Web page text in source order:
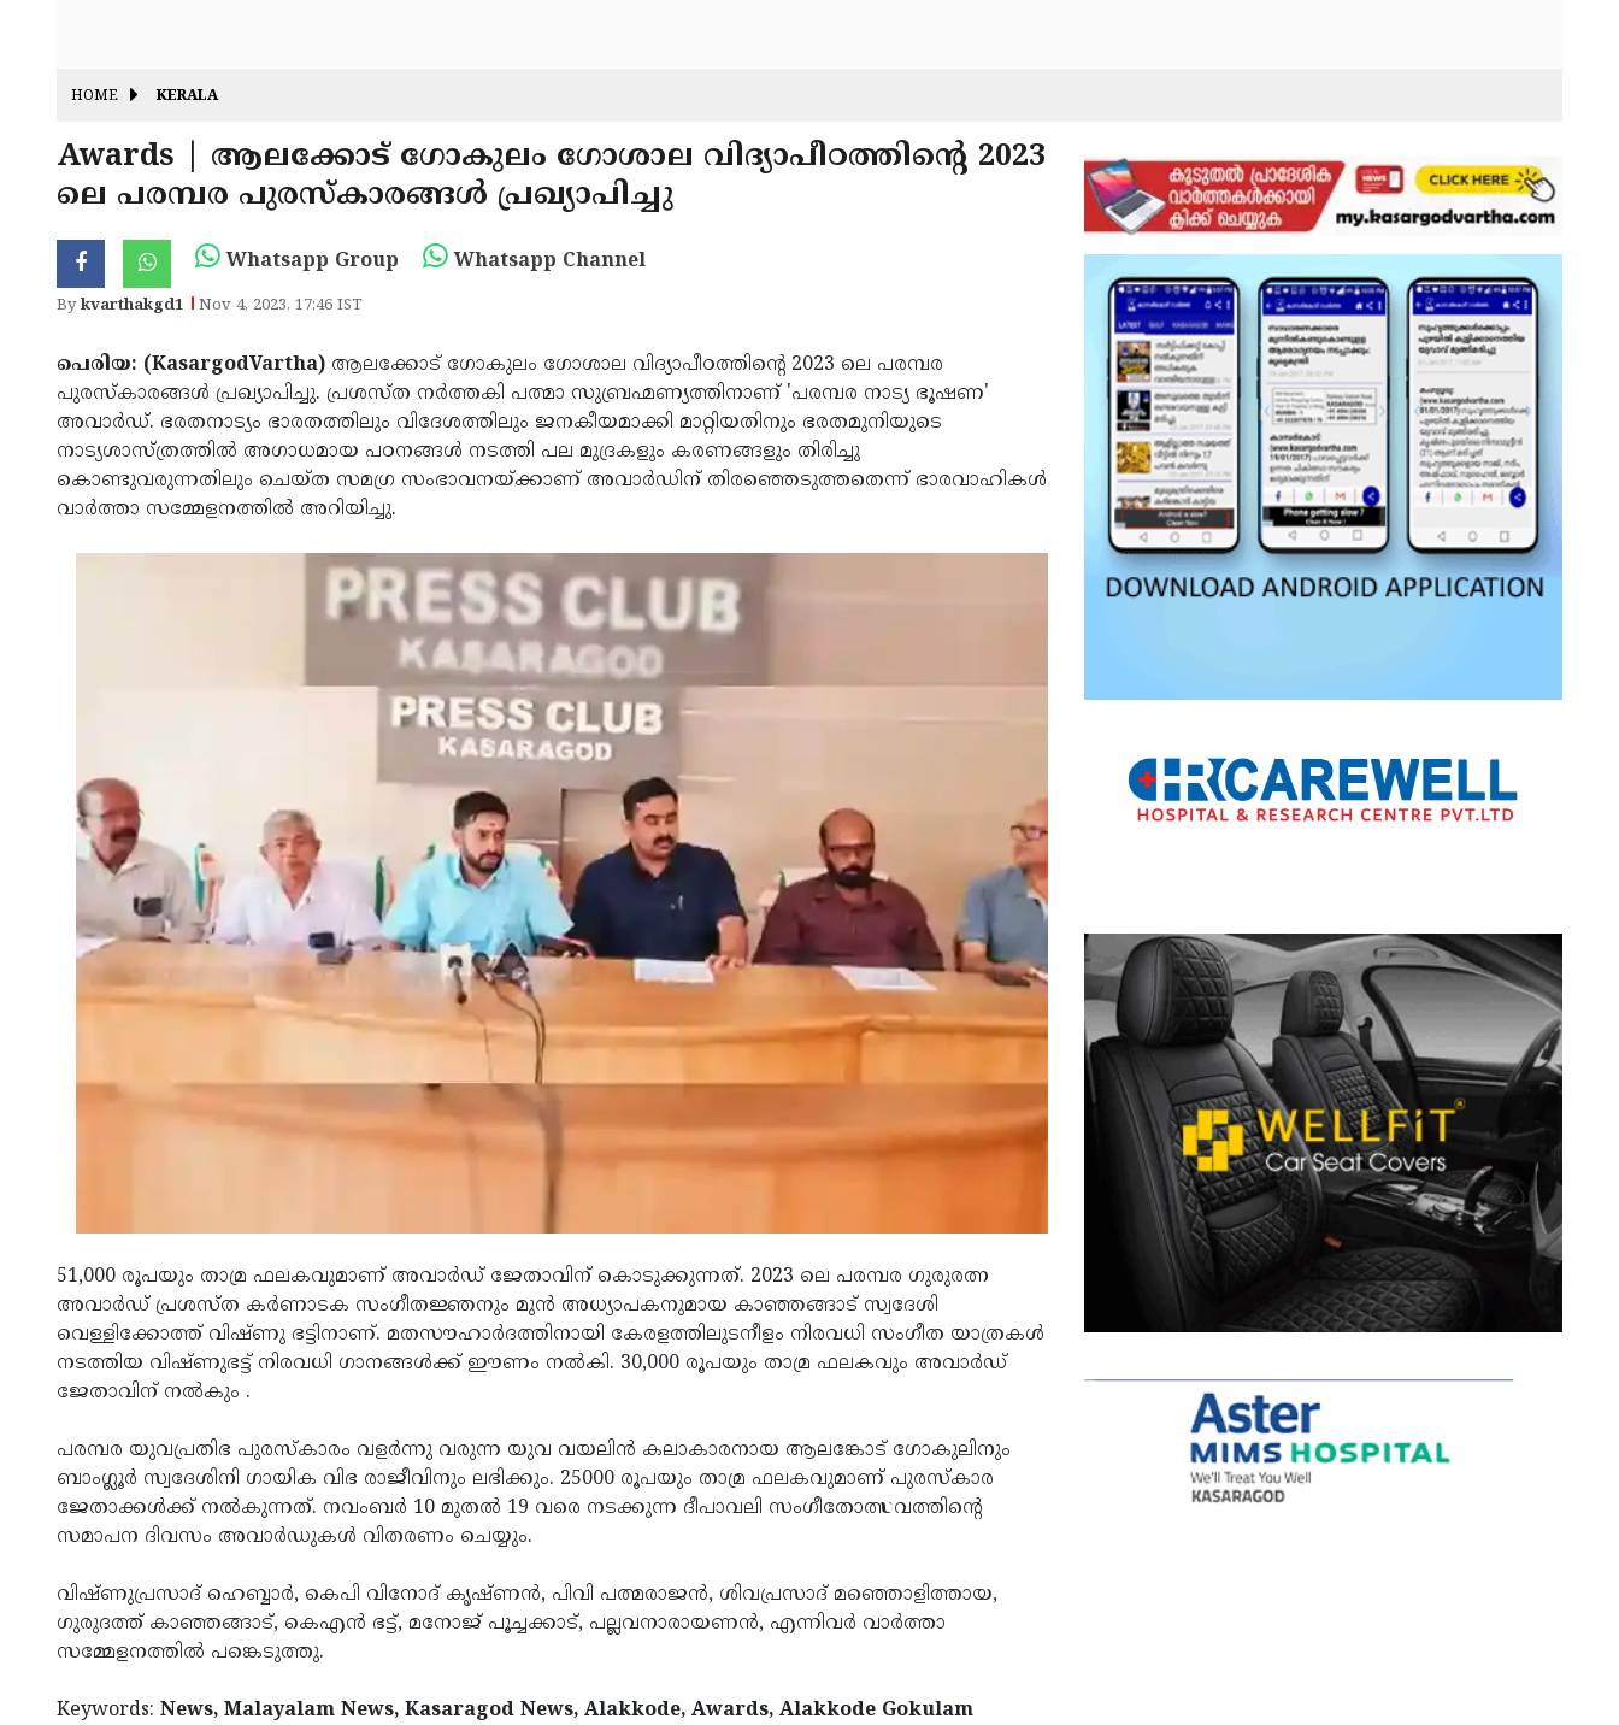
HOME KERALA
Awards | ആലക്കോട് ഗോകുലം ഗോശാല വിദ്യാപീഠത്തിന്റെ 2023
ലെ പരമ്പര പുരസ്കാരങ്ങൾ പ്രഖ്യാപിച്ചു
Whatsapp Group Whatsapp Channel
Bykvarthakgd1 Nov 4, 2023, 17:46 IST
പെരിയ: (KasargodVartha) ആലക്കോട് ഗോകുലം ഗോശാല വിദ്യാപീഠത്തിന്റെ 2023 ലെ പരമ്പര
പുരസ്കാരങ്ങൾ പ്രഖ്യാപിച്ചു. പ്രശസ്ത നർത്തകി പത്മാ സുബ്രഹ്മണ്യത്തിനാണ് 'പരമ്പര നാട്യ ഭൂഷണ'
അവാർഡ്. ഭരതനാട്യം ഭാരതത്തിലും വിദേശത്തിലും ജനകീയമാക്കി മാറ്റിയതിനും ഭരതമുനിയുടെ
നാട്യശാസ്ത്രത്തിൽ അഗാധമായ പഠനങ്ങൾ നടത്തി പല മുദ്രകളും കരണങ്ങളും തിരിച്ചു
കൊണ്ടുവരുന്നതിലും ചെയ്ത സമഗ്ര സംഭാവനയ്ക്കാണ് അവാർഡിന് തിരഞ്ഞെടുത്തതെന്ന് ഭാരവാഹികൾ
വാർത്താ സമ്മേളനത്തിൽ അറിയിച്ചു.
51,000 രൂപയും താമ്ര ഫലകവുമാണ് അവാർഡ് ജേതാവിന് കൊടുക്കുന്നത്. 2023 ലെ പരമ്പര ഗുരുരത്ന
അവാർഡ് പ്രശസ്ത കർണാടക സംഗീതജ്ഞനും മുൻ അധ്യാപകനുമായ കാഞ്ഞങ്ങാട് സ്വദേശി
വെള്ളിക്കോത്ത് വിഷ്ണു ഭട്ടിനാണ്. മതസൗഹാർദത്തിനായി കേരളത്തിലുടനീളം നിരവധി സംഗീത യാത്രകൾ
നടത്തിയ വിഷ്ണുഭട്ട് നിരവധി ഗാനങ്ങൾക്ക് ഈണം നൽകി. 30,000 രൂപയും താമ്ര ഫലകവും അവാർഡ്
ജേതാവിന് നൽകും .
പരമ്പര യുവപ്രതിഭ പുരസ്കാരം വളർന്നു വരുന്ന യുവ വയലിൻ കലാകാരനായ ആലങ്കോട് ഗോകുലിനും
ബാംഗ്ലൂർ സ്വദേശിനി ഗായിക വിഭ രാജീവിനും ലഭിക്കും. 25000 രൂപയും താമ്ര ഫലകവുമാണ് പുരസ്കാര
ജേതാക്കൾക്ക് നൽകുന്നത്. നവംബർ 10 മുതൽ 19 വരെ നടക്കുന്ന ദീപാവലി സംഗീതോത്സവത്തിന്റെ
സമാപന ദിവസം അവാർഡുകൾ വിതരണം ചെയ്യും.
വിഷ്ണുപ്രസാദ് ഹെബ്ബാർ, കെപി വിനോദ് കൃഷ്ണൻ, പിവി പത്മരാജൻ, ശിവപ്രസാദ് മഞ്ഞൊളിത്തായ,
ഗുരുദത്ത് കാഞ്ഞങ്ങാട്, കെഎൻ ഭട്ട്, മനോജ് പൂച്ചക്കാട്, പല്ലവനാരായണൻ, എന്നിവർ വാർത്താ
സമ്മേളനത്തിൽ പങ്കെടുത്തു.
Keywords: News, Malayalam News, Kasaragod News, Alakkode, Awards, Alakkode Gokulam